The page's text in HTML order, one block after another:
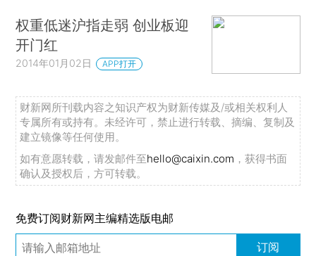
权重低迷沪指走弱 创业板迎
开门红
2014年01月02日 APP打开
财新网所刊载内容之知识产权为财新传媒及/或相关权利人
专属所有或持有。未经许可，禁止进行转载、摘编、复制及
建立镜像等任何使用。
如有意愿转载，请发邮件至hello@caixin.com ，获得书面
确认及授权后，方可转载。
免费订阅财新网主编精选版电邮
订阅